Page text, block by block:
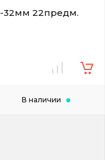
32мм 22предм.
В наличии